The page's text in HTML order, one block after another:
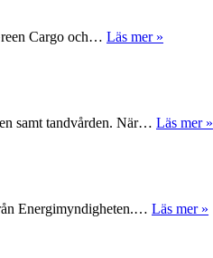
Cargo och… Läs mer »
samt tandvården. När… Läs mer »
Energimyndigheten.… Läs mer »